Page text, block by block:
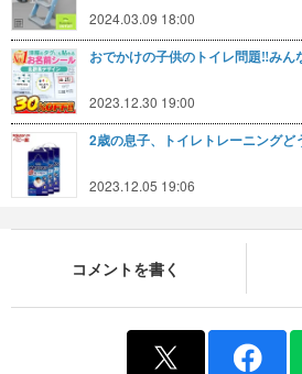
2024.03.09 18:00
おでかけの子供のトイレ問題‼️みん
2023.12.30 19:00
2歳の息子、トイレトレーニングど
2023.12.05 19:06
コメントを書く